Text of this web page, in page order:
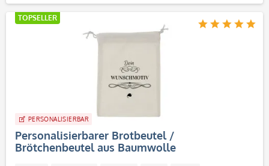
TOPSELLER
PERSONALISIERBAR
Personalisierbarer Brotbeutel /
Brötchenbeutel aus Baumwolle